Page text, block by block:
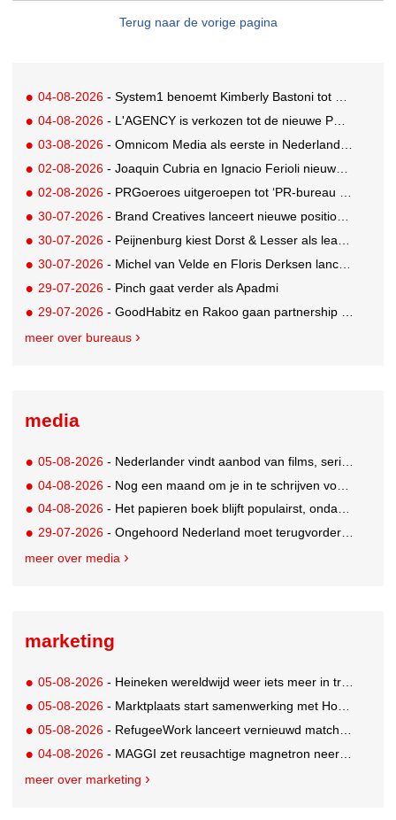
Terug naar de vorige pagina
04-08-2026 - System1 benoemt Kimberly Bastoni tot Gobal Chief Commercial Officer
04-08-2026 - L'AGENCY is verkozen tot de nieuwe PR-partner van KoRo
03-08-2026 - Omnicom Media als eerste in Nederland actief met advertenties in ChatGPT
02-08-2026 - Joaquin Cubria en Ignacio Ferioli nieuwe Global CCO’s GUT, Renata Neumann Global Head of Production
02-08-2026 - PRGoeroes uitgeroepen tot ‘PR-bureau van het jaar 2026’
30-07-2026 - Brand Creatives lanceert nieuwe positionering: Create to Celebrate
30-07-2026 - Peijnenburg kiest Dorst & Lesser als lead social agency
30-07-2026 - Michel van Velde en Floris Derksen lanceren I.C.Y. group: drie specialistische bureaus, één visie op groei
29-07-2026 - Pinch gaat verder als Apadmi
29-07-2026 - GoodHabitz en Rakoo gaan partnership aan voor geïntegreerde talentontwikkeling
meer over bureaus
media
05-08-2026 - Nederlander vindt aanbod van films, series en sport vaak versnipperd
04-08-2026 - Nog een maand om je in te schrijven voor de Mercurs 2026
04-08-2026 - Het papieren boek blijft populairst, ondanks digitale alternatieven
29-07-2026 - Ongehoord Nederland moet terugvordering betalen aan Commissariaat voor de Media
meer over media
marketing
05-08-2026 - Heineken wereldwijd weer iets meer in trek
05-08-2026 - Marktplaats start samenwerking met House of Cars
05-08-2026 - RefugeeWork lanceert vernieuwd matchingplatform voor nieuwkomers en werkgevers
04-08-2026 - MAGGI zet reusachtige magnetron neer op Solar Festival
meer over marketing